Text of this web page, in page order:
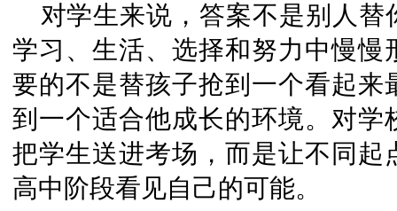
对学生来说，答案不是别人
学习、生活、选择和努力中慢
要的不是替孩子抢到一个看起
到一个适合他成长的环境。对
把学生送进考场，而是让不同
高中阶段看见自己的可能。